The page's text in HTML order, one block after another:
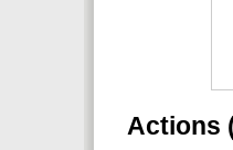
Actions